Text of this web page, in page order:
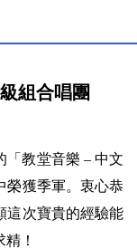
組合唱團
「教堂音樂 – 中文
榮獲季軍。衷心恭
這次寶貴的經驗能
！